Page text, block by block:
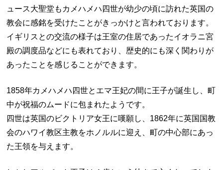
ュース大聖堂も カメハメハ四世が幼少の頃に訪れた英国の
教会に感銘を受けたことがきっかけと言われております。
イギリスとの交流の様子は王室の住居であったイオラニ宮
殿の調度品などにも表れており、歴史的にも深く関わりが
あったことを感じることができます。
1858年カメハメハ四世とエマ王妃の間に王子が誕生し、町
中が祝福のムードに包まれたようです。
四世は英国のビクトリア女王に嘆願し、1862年に英国国教
会のハワイ教区主教をホノルルに迎え、町の中心部にあっ
た王領を与えます。